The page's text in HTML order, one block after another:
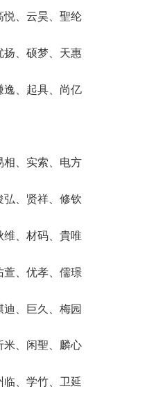
悦、云昊、聖纶
扬、硕梦、天惠
逸、起具、尚亿
相、实索、电方
、贤祥、修钦
维、材码、貴唯
萱、优孝、儒璟
、巨久、梅园
米、闲聖、麟心
、学竹、卫延